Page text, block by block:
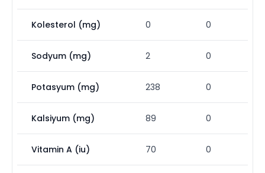
Kolesterol (mg) 0 0
Sodyum (mg) 2 0
Potasyum (mg) 238 0
Kalsiyum (mg) 89 0
Vitamin A (iu) 70 0